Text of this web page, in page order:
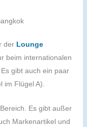
der Lounge
beim internationalen
gibt auch ein paar
im Flügel A).
Es gibt außer
Markenartikel und